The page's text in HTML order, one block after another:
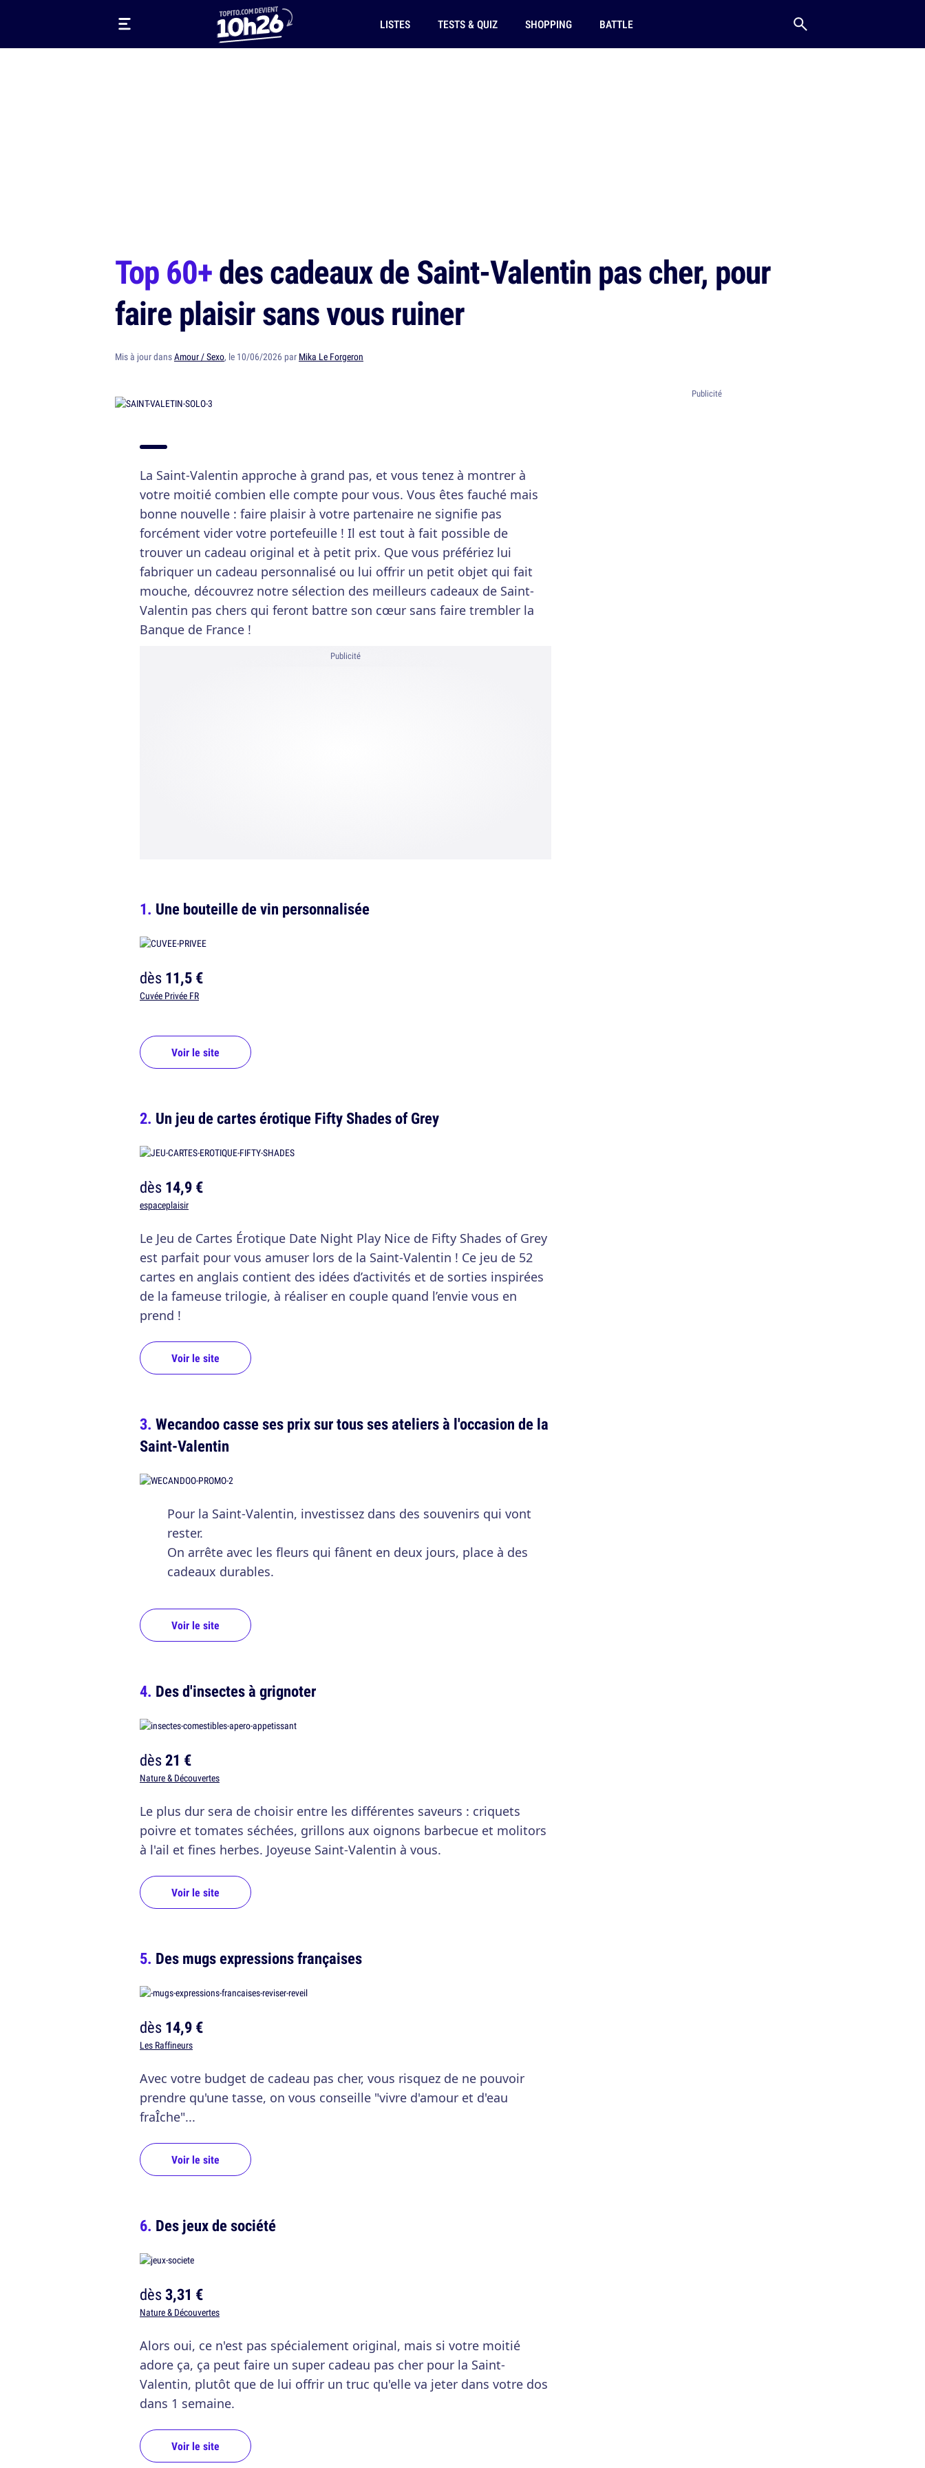
LISTES TESTS & QUIZ SHOPPING BATTLE
Top 60+des cadeaux de Saint-Valentin pas cher, pour
faire plaisir sans vous ruiner
Mis à jour dansAmour / Sexo, le 10/06/2026 par Mika Le Forgeron
La Saint-Valentin approche à grand pas, et vous tenez à montrer à
votre moitié combien elle compte pour vous. Vous êtes fauché mais
bonne nouvelle : faire plaisir à votre partenaire ne signifie pas
forcément vider votre portefeuille ! Il est tout à fait possible de
trouver un cadeau original et à petit prix. Que vous préfériez lui
fabriquer un cadeau personnalisé ou lui offrir un petit objet qui fait
mouche, découvrez notre sélection des meilleurs cadeaux de Saint-
Valentin pas chers qui feront battre son cœur sans faire trembler la
Banque de France !
Publicité
Une bouteille de vin personnalisée
dès11,5 €
Cuvée Privée FR
Voir le site
Un jeu de cartes érotique Fifty Shades of Grey
dès14,9 €
espaceplaisir
Le Jeu de Cartes Érotique Date Night Play Nice de Fifty Shades of Grey
est parfait pour vous amuser lors de la Saint-Valentin ! Ce jeu de 52
cartes en anglais contient des idées d’activités et de sorties inspirées
de la fameuse trilogie, à réaliser en couple quand l’envie vous en
prend !
Voir le site
Wecandoo casse ses prix sur tous ses ateliers à l'occasion de la
Saint-Valentin
Pour la Saint-Valentin, investissez dans des souvenirs qui vont
rester.
On arrête avec les fleurs qui fânent en deux jours, place à des
cadeaux durables.
Voir le site
Des d'insectes à grignoter
dès21 €
Nature & Découvertes
Le plus dur sera de choisir entre les différentes saveurs : criquets
poivre et tomates séchées, grillons aux oignons barbecue et molitors
à l'ail et fines herbes. Joyeuse Saint-Valentin à vous.
Voir le site
Des mugs expressions françaises
dès14,9 €
Les Raffineurs
Avec votre budget de cadeau pas cher, vous risquez de ne pouvoir
prendre qu'une tasse, on vous conseille "vivre d'amour et d'eau
fraÎche"...
Voir le site
Des jeux de société
dès3,31 €
Nature & Découvertes
Alors oui, ce n'est pas spécialement original, mais si votre moitié
adore ça, ça peut faire un super cadeau pas cher pour la Saint-
Valentin, plutôt que de lui offrir un truc qu'elle va jeter dans votre dos
dans 1 semaine.
Voir le site